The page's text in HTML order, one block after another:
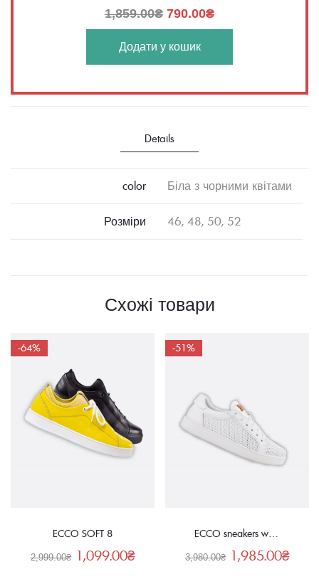
1,859.00₴ 790.00₴
Додати у кошик
Details
color Біла з чорними квітами
Розміри 46, 48, 50, 52
Схожі товари
-64%
ECCO SOFT 8
2,999.00₴ 1,099.00₴
-51%
ECCO sneakers white
3,980.00₴ 1,985.00₴